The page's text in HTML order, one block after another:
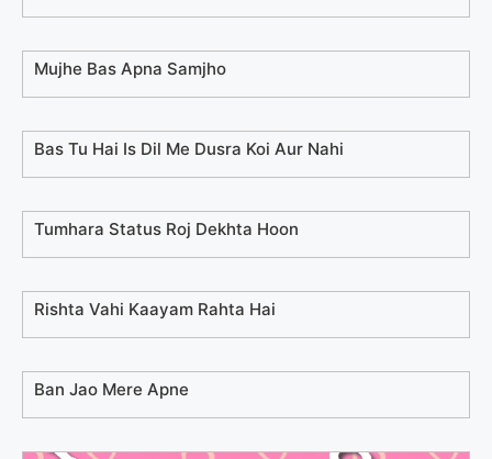
Mujhe Bas Apna Samjho
Bas Tu Hai Is Dil Me Dusra Koi Aur Nahi
Tumhara Status Roj Dekhta Hoon
Rishta Vahi Kaayam Rahta Hai
Ban Jao Mere Apne